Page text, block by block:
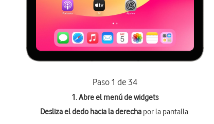
Paso 1 de 34
1. Abre el menú de widgets
Desliza el dedo hacia la derecha por la pantalla.